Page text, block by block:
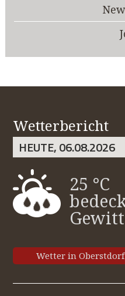
Wetterbericht
HEUTE, 06.08.2026
25 °C
Wetter in Oberstdorf